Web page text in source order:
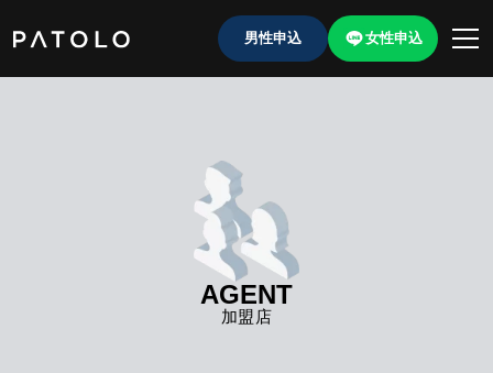
男性申込 女性申込
AGENT
加盟店